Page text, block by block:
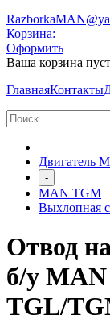
Корзина:
Оформить
Ваша корзина
ГлавнаяКонтакты
Двигатель
-
MAN TGM
Выхлопная
Отвод
б/у MAN
TGL/